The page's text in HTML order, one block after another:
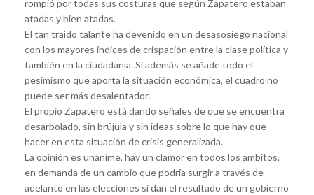
rompió por todas sus costuras que según Zapatero estaban
atadas y bien atadas.
El tan traído talante ha devenido en un desasosiego nacional
con los mayores índices de crispación entre la clase política y
también en la ciudadanía. Si además se añade todo el
pesimismo que aporta la situación económica, el cuadro no
puede ser más desalentador.
El propio Zapatero está dando señales de que se encuentra
desarbolado, sin brújula y sin ideas sobre lo que hay que
hacer en esta situación de crisis generalizada.
La opinión es unánime, hay un clamor en todos los ámbitos,
en demanda de un cambio que podría surgir a través de
adelanto en las elecciones si dan el resultado de un gobierno